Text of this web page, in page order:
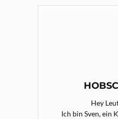
Hey
Ich bin Sven, ein